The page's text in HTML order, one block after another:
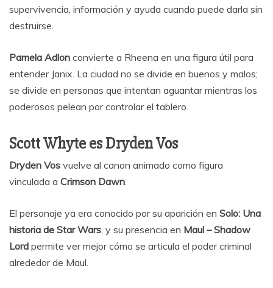
supervivencia, información y ayuda cuando puede darla sin
destruirse.
Pamela Adlon convierte a Rheena en una figura útil para
entender Janix. La ciudad no se divide en buenos y malos;
se divide en personas que intentan aguantar mientras los
poderosos pelean por controlar el tablero.
Scott Whyte es Dryden Vos
Dryden Vos vuelve al canon animado como figura
vinculada a Crimson Dawn.
El personaje ya era conocido por su aparición en Solo: Una
historia de Star Wars, y su presencia en Maul – Shadow
Lord permite ver mejor cómo se articula el poder criminal
alrededor de Maul.